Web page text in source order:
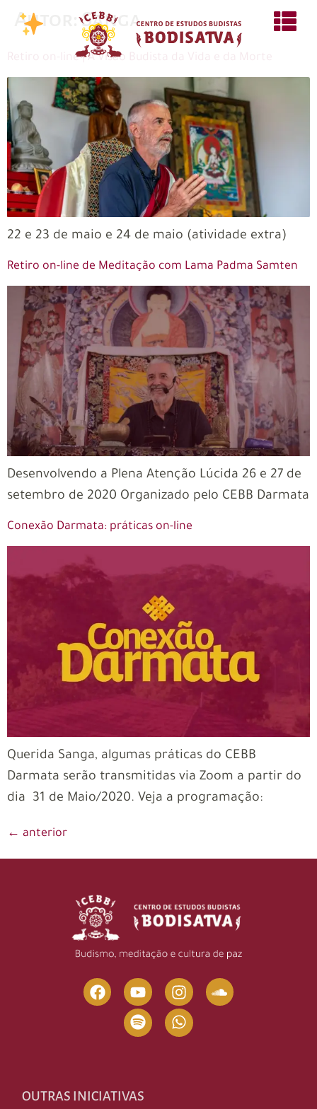
Autor:Sanga
Retiro on-line | A Visão Budista da Vida e da Morte
22 e 23 de maio e 24 de maio (atividade extra)
Retiro on-line de Meditação com Lama Padma Samten
Desenvolvendo a Plena Atenção Lúcida 26 e 27 de
setembro de 2020 Organizado pelo CEBB Darmata
Conexão Darmata: práticas on-line
Querida Sanga, algumas práticas do CEBB
Darmata serão transmitidas via Zoom a partir do
dia 31 de Maio/2020. Veja a programação:
← anterior
OUTRAS INICIATIVAS